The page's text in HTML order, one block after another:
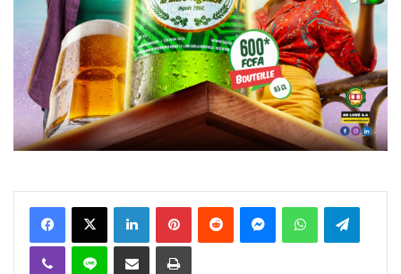
FacebookX Linkedin PinterestReddit MessengerWhatsAppTelegram
Viber Ligne Partager par email Imprimer